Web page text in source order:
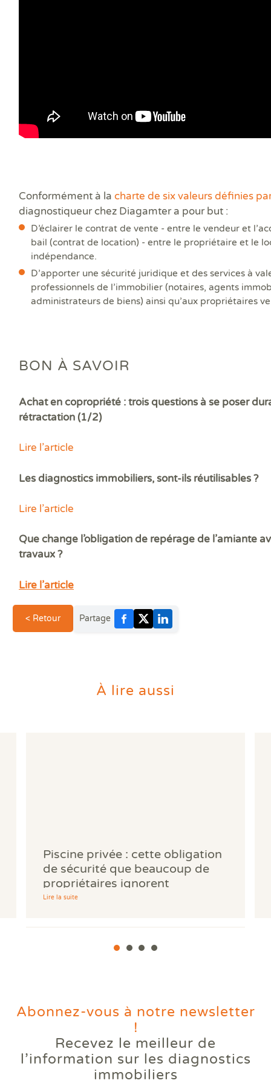
Conformément à la charte de six valeurs définies
diagnostiqueur chez Diagamter a pour but :
D’éclairer le contrat de vente - entre le vendeur et
bail (contrat de location) - entre le propriétaire et le
indépendance.
D’apporter une sécurité juridique et des services à
professionnels de l’immobilier (notaires, agents
administrateurs de biens) ainsi qu’aux propriétaires
BON À SAVOIR
Achat en copropriété : trois questions à se poser
rétractation (1/2)
Lire l’article
Les diagnostics immobiliers, sont-ils réutilisables ?
Lire l’article
Que change l’obligation de repérage de l’amiante
travaux ?
Lire l’article
< Retour Partage
À lire aussi
Piscine privée : cette obligation
de sécurité que beaucoup de
propriétaires ignorent
Lire la suite
Votre logement reste trop
chaud l'été ? Comprendre le
phénomène des bouilloires
Abonnez-vous à notre newsletter
!
Recevez le meilleur de
l’information sur les diagnostics
immobiliers